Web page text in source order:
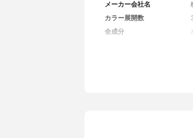
メーカー会社名
カラー展開数
全成分